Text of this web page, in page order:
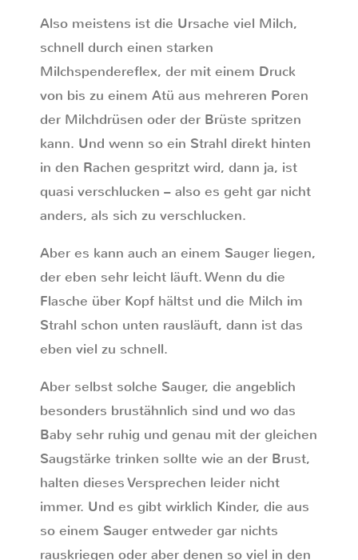
Also meistens ist die Ursache viel Milch,
schnell durch einen starken
Milchspendereflex, der mit einem Druck
von bis zu einem Atü aus mehreren Poren
der Milchdrüsen oder der Brüste spritzen
kann. Und wenn so ein Strahl direkt hinten
in den Rachen gespritzt wird, dann ja, ist
quasi verschlucken – also es geht gar nicht
anders, als sich zu verschlucken.
Aber es kann auch an einem Sauger liegen,
der eben sehr leicht läuft. Wenn du die
Flasche über Kopf hältst und die Milch im
Strahl schon unten rausläuft, dann ist das
eben viel zu schnell.
Aber selbst solche Sauger, die angeblich
besonders brustähnlich sind und wo das
Baby sehr ruhig und genau mit der gleichen
Saugstärke trinken sollte wie an der Brust,
halten dieses Versprechen leider nicht
immer. Und es gibt wirklich Kinder, die aus
so einem Sauger entweder gar nichts
rauskriegen oder aber denen so viel in den